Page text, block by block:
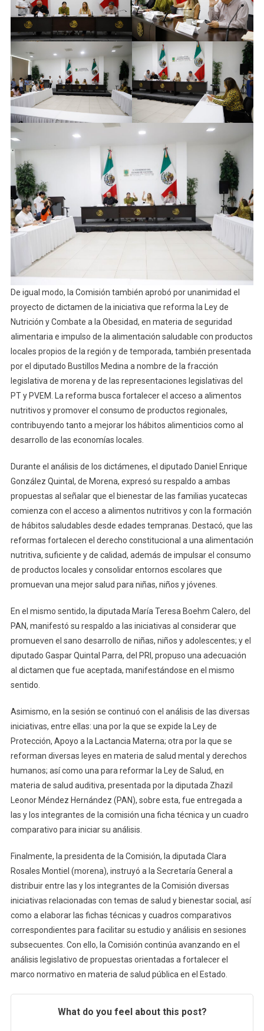
De igual modo, la Comisión también aprobó por unanimidad el
proyecto de dictamen de la iniciativa que reforma la Ley de
Nutrición y Combate a la Obesidad, en materia de seguridad
alimentaria e impulso de la alimentación saludable con productos
locales propios de la región y de temporada, también presentada
por el diputado Bustillos Medina a nombre de la fracción
legislativa de morena y de las representaciones legislativas del
PT y PVEM. La reforma busca fortalecer el acceso a alimentos
nutritivos y promover el consumo de productos regionales,
contribuyendo tanto a mejorar los hábitos alimenticios como al
desarrollo de las economías locales.
Durante el análisis de los dictámenes, el diputado Daniel Enrique
González Quintal, de Morena, expresó su respaldo a ambas
propuestas al señalar que el bienestar de las familias yucatecas
comienza con el acceso a alimentos nutritivos y con la formación
de hábitos saludables desde edades tempranas. Destacó, que las
reformas fortalecen el derecho constitucional a una alimentación
nutritiva, suficiente y de calidad, además de impulsar el consumo
de productos locales y consolidar entornos escolares que
promuevan una mejor salud para niñas, niños y jóvenes.
En el mismo sentido, la diputada María Teresa Boehm Calero, del
PAN, manifestó su respaldo a las iniciativas al considerar que
promueven el sano desarrollo de niñas, niños y adolescentes; y el
diputado Gaspar Quintal Parra, del PRI, propuso una adecuación
al dictamen que fue aceptada, manifestándose en el mismo
sentido.
Asimismo, en la sesión se continuó con el análisis de las diversas
iniciativas, entre ellas: una por la que se expide la Ley de
Protección, Apoyo a la Lactancia Materna; otra por la que se
reforman diversas leyes en materia de salud mental y derechos
humanos; así como una para reformar la Ley de Salud, en
materia de salud auditiva, presentada por la diputada Zhazil
Leonor Méndez Hernández (PAN), sobre esta, fue entregada a
las y los integrantes de la comisión una ficha técnica y un cuadro
comparativo para iniciar su análisis.
Finalmente, la presidenta de la Comisión, la diputada Clara
Rosales Montiel (morena), instruyó a la Secretaría General a
distribuir entre las y los integrantes de la Comisión diversas
iniciativas relacionadas con temas de salud y bienestar social, así
como a elaborar las fichas técnicas y cuadros comparativos
correspondientes para facilitar su estudio y análisis en sesiones
subsecuentes. Con ello, la Comisión continúa avanzando en el
análisis legislativo de propuestas orientadas a fortalecer el
marco normativo en materia de salud pública en el Estado.
What do you feel about this post?